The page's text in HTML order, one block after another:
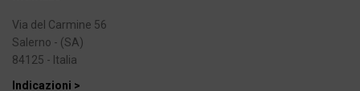
Via del Carmine 56
Salerno - (SA)
84125 - Italia
Indicazioni >